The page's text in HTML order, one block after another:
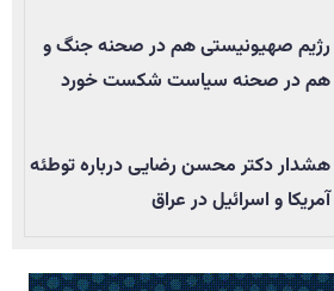
رژیم صهیونیستی هم در صحنه جنگ و
هم در صحنه سیاست شکست خورد
هشدار دکتر محسن رضایی درباره توطئه
آمریکا و اسرائیل در عراق